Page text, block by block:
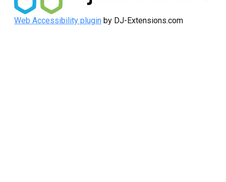
Web Accessibility plugin by DJ-Extensions.com